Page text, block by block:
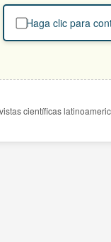
Haga clic para
científicas